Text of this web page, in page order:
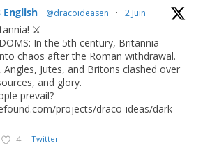
English @dracoideasen · 2 Juin
⚔️
In the 5th century, Britannia
chaos after the Roman withdrawal.
Angles, Jutes, and Britons clashed over
and glory.
prevail?
projects/draco-ideas/dark-
4 Twitter